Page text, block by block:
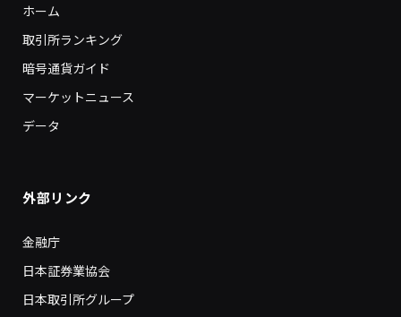
ホーム
取引所ランキング
暗号通貨ガイド
マーケットニュース
データ
外部リンク
金融庁
日本証券業協会
日本取引所グループ